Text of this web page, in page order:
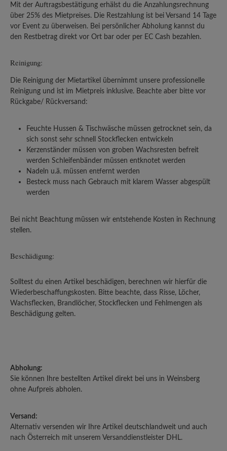
Mit der Auftragsbestätigung erhälst du die Anzahlungsrechnung
über 25% des Mietpreises. Die Restzahlung ist bei Versand 14 Tage
vor Event zu überweisen. Bei persönlicher Abholung kannst du
den Restbetrag direkt vor Ort bar oder per EC Cash bezahlen.
Reinigung:
Die Reinigung der Mietartikel übernimmt unsere professionelle
Reinigung und ist im Mietpreis inklusive. Beachte aber bitte vor
Rückgabe/ Rückversand:
Feuchte Hussen & Tischwäsche müssen getrocknet sein, da
sich sonst sehr schnell Stockflecken entwickeln
Kerzenständer müssen von groben Wachsresten befreit
werden Schleifenbänder müssen entknotet werden
Nadeln u.ä. müssen entfernt werden
Besteck muss nach Gebrauch mit klarem Wasser abgespült
werden
Bei nicht Beachtung müssen wir entstehende Kosten in Rechnung
stellen.
Beschädigung:
Solltest du einen Artikel beschädigen, berechnen wir hierfür die
Wiederbeschaffungskosten. Bitte beachte, dass Risse, Löcher,
Wachsflecken, Brandlöcher, Stockflecken und Fehlmengen als
Beschädigung gelten.
Abholung:
Sie können Ihre bestellten Artikel direkt bei uns in Weinsberg
ohne Aufpreis abholen.
Versand:
Alternativ versenden wir Ihre Artikel deutschlandweit und auch
nach Österreich mit unserem Versanddienstleister DHL.